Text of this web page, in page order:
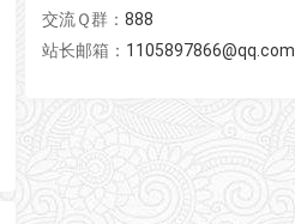
交流Ｑ群：888
站长邮箱： 1105897866@qq.com